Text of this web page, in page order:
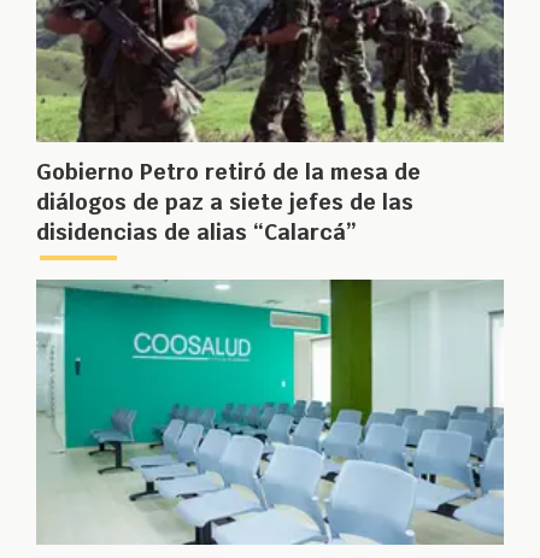
Gobierno Petro retiró de la mesa de
diálogos de paz a siete jefes de las
disidencias de alias “Calarcá”